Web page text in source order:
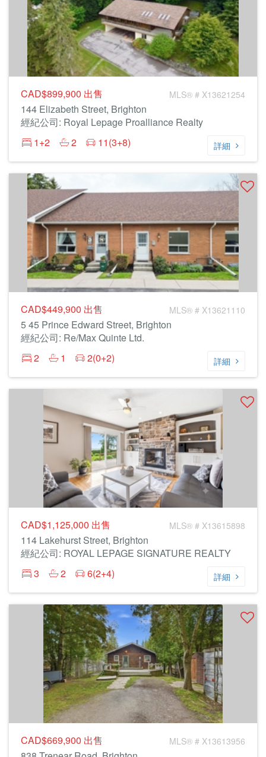
CAD$899,900 出售 MLS® # X13621254
144 Elizabeth Street, Brighton
經紀公司: Royal Lepage Proalliance Realty
1+2
2 11(3+8) 詳細
CAD$449,900 出售 MLS® # X13621110
5 45 Prince Edward Street, Brighton
經紀公司: Re/Max Quinte Ltd.
2
1 2(0+2) 詳細
CAD$1,125,000 出售 MLS® # X13615898
114 Lakehurst Street, Brighton
經紀公司: ROYAL LEPAGE SIGNATURE REALTY
3
2 6(2+4) 詳細
CAD$669,900 出售 MLS® # X13613956